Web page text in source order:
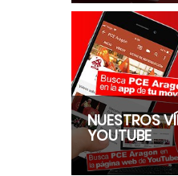
NUESTROS
YOUTUBE